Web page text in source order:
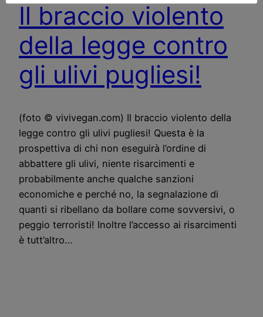
Il braccio violento
della legge contro
gli ulivi pugliesi!
(foto © vivivegan.com) Il braccio violento della
legge contro gli ulivi pugliesi! Questa è la
prospettiva di chi non eseguirà l’ordine di
abbattere gli ulivi, niente risarcimenti e
probabilmente anche qualche sanzioni
economiche e perché no, la segnalazione di
quanti si ribellano da bollare come sovversivi, o
peggio terroristi! Inoltre l’accesso ai risarcimenti
è tutt’altro…